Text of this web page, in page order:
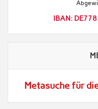
IBAN:
Metasuche für